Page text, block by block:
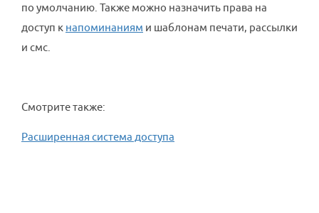
по умолчанию. Также можно назначить права на
доступ к напоминаниям и шаблонам печати, рассылки
и смс.
Смотрите также:
Расширенная система доступа